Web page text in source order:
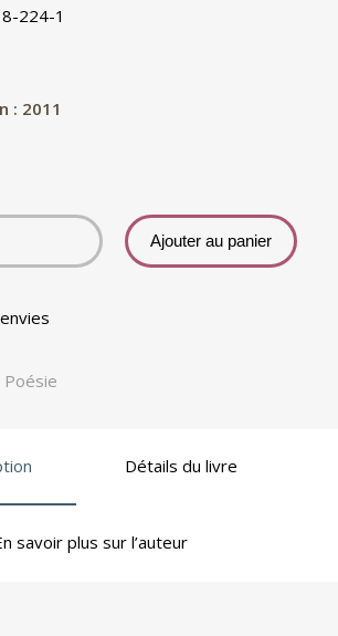
224-1
: 2011
Ajouter au panier
Poésie
Détails du livre
savoir plus sur l’auteur